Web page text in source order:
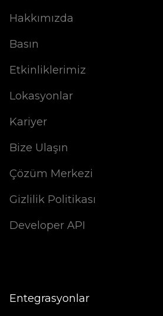
Hakkımızda
Basın
Etkinliklerimiz
Lokasyonlar
Kariyer
Bize Ulaşın
Çözüm Merkezi
Gizlilik Politikası
Developer API
Entegrasyonlar